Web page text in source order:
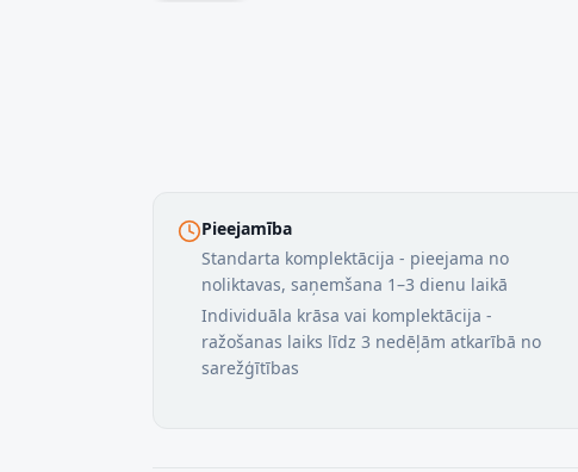
Pieejamība
Standarta komplektācija - pieejama no
noliktavas, saņemšana 1–3 dienu laikā
Individuāla krāsa vai komplektācija -
ražošanas laiks līdz 3 nedēļām atkarībā no
sarežģītības